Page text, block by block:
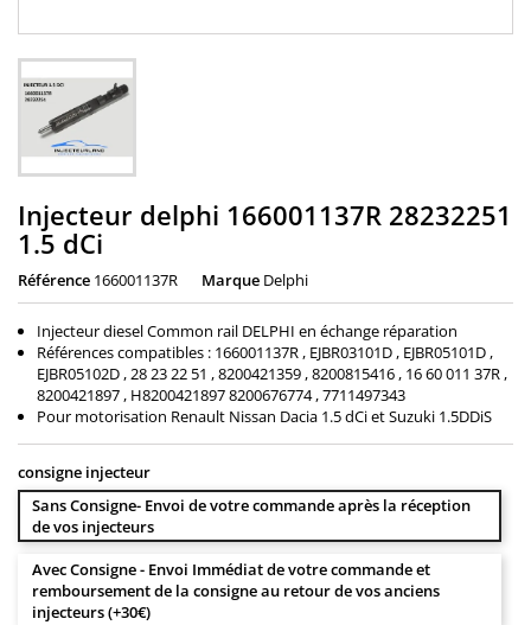
Injecteur delphi 166001137R 28232251
1.5 dCi
Référence 166001137R Marque Delphi
Injecteur diesel Common rail DELPHI en échange réparation
Références compatibles : 166001137R , EJBR03101D , EJBR05101D ,
EJBR05102D , 28 23 22 51 , 8200421359 , 8200815416 , 16 60 011 37R ,
8200421897 , H8200421897 8200676774 , 7711497343
Pour motorisation Renault Nissan Dacia 1.5 dCi et Suzuki 1.5DDiS
consigne injecteur
Sans Consigne- Envoi de votre commande après la réception
de vos injecteurs
Avec Consigne - Envoi Immédiat de votre commande et
remboursement de la consigne au retour de vos anciens
injecteurs (+30€)